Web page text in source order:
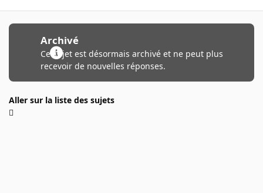
Archivé
Ce sujet est désormais archivé et ne peut plus
recevoir de nouvelles réponses.
Aller sur la liste des sujets